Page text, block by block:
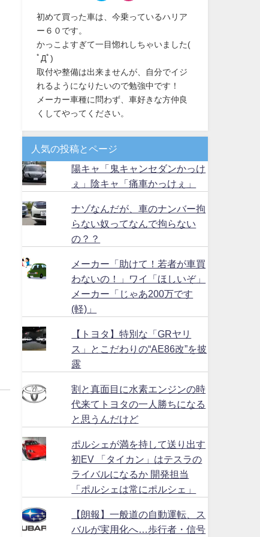
初めて買った車は、今乗っているハリア
ー６０です。
かっこよすぎて一目惚れしちゃいました(
ﾟДﾟ)
取付や整備は出来ませんが、自分でイジ
れるようになりたいので勉強中です！
メーカー車種に問わず、車好きな方仲良
くしてやってください。
人気の投稿とページ
陽キャ「鬼キャンセダンかっけ
ぇ」陰キャ「痛車かっけぇ」
ナゾなんだが、車のナンバー拘
らない奴ってなんで拘らない
の？？
メーカー「助けて！若者が車買
わないの！」ワイ「ほしいぞ」
メーカー「じゃあ200万です
(軽)」
【トヨタ】特別な「GRヤリ
ス」とこだわりの“AE86改”を披
露
割と真面目に水素エンジンの時
代来てトヨタの一人勝ちになる
と思うんだけど
ポルシェが満を持して送り出す
初EV 「タイカン」はテスラの
ライバルになるか 開発担当
「ポルシェは常にポルシェ」
【朗報】一般道の自動運転、ス
バルが実用化へ…歩行者・信号